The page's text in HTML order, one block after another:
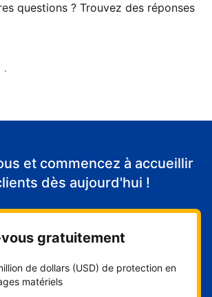
questions ? Trouvez des réponses
clients
et commencez à accueillir
dès aujourd'hui !
gratuitement
de dollars (USD) de protection en
matériels